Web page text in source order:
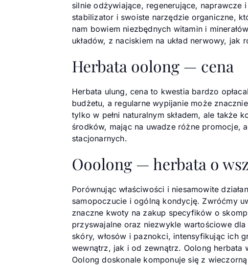
silnie odżywiające, regenerujące, naprawcze
stabilizator i swoiste narzędzie organiczne,
nam bowiem niezbędnych witamin i
układów, z naciskiem na układ nerwowy,
Herbata oolong — cena
Herbata ulung, cena to kwestia bardzo
budżetu, a regularne wypijanie może
tylko w pełni naturalnym składem, ale także
środków, mając na uwadze różne promocje,
stacjonarnych.
Ooolong — herbata o
Porównując właściwości i niesamowite
samopoczucie i ogólną kondycję. Zwróćmy
znaczne kwoty na zakup specyfików o
przyswajalne oraz niezwykle wartościowe
skóry, włosów i paznokci, intensyfikując ich
wewnątrz, jak i od zewnątrz. Oolong herbata
Oolong doskonale komponuje się z